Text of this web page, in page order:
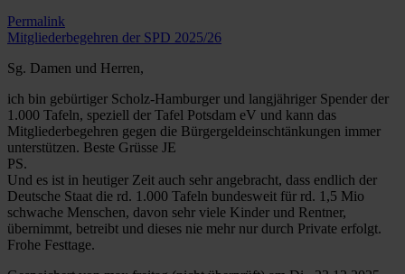
Permalink
Mitgliederbegehren der SPD 2025/26
Sg. Damen und Herren,
ich bin gebürtiger Scholz-Hamburger und langjähriger Spender der
1.000 Tafeln, speziell der Tafel Potsdam eV und kann das
Mitgliederbegehren gegen die Bürgergeldeinschtänkungen immer
unterstützen. Beste Grüsse JE
PS.
Und es ist in heutiger Zeit auch sehr angebracht, dass endlich der
Deutsche Staat die rd. 1.000 Tafeln bundesweit für rd. 1,5 Mio
schwache Menschen, davon sehr viele Kinder und Rentner,
übernimmt, betreibt und dieses nie mehr nur durch Private erfolgt.
Frohe Festtage.